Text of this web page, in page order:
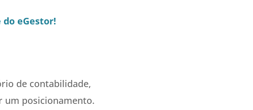
eGestor!
de contabilidade,
um posicionamento.